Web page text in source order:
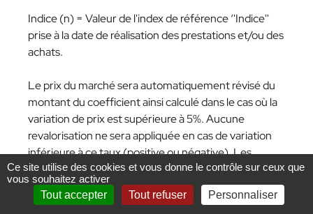
Ce site utilise des cookies et vous donne le contrôle sur ceux que
vous souhaitez activer
Tout accepter
Tout refuser Personnaliser
Indice (n) = Valeur de l'index de référence ‘'Indice''
prise à la date de réalisation des prestations et/ou des
achats.
Le prix du marché sera automatiquement révisé du
montant du coefficient ainsi calculé dans le cas où la
variation de prix est supérieure à 5%. Aucune
revalorisation ne sera appliquée en cas de variation
inférieure à ce taux (positive ou négative). Les
parties conviennent toutefois d'échanger
préalablement sur cette variation pour trouver la
meilleure solution possible. A défaut, CIC ORIO sera